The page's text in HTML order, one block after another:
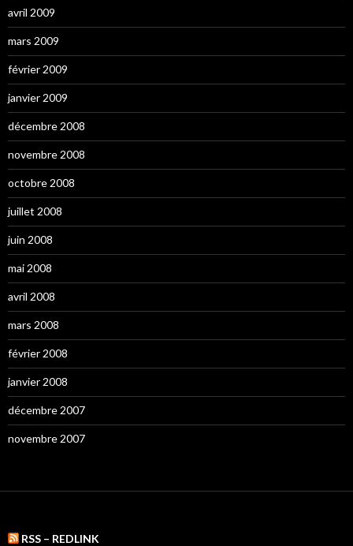
avril 2009
mars 2009
février 2009
janvier 2009
décembre 2008
novembre 2008
octobre 2008
juillet 2008
juin 2008
mai 2008
avril 2008
mars 2008
février 2008
janvier 2008
décembre 2007
novembre 2007
RSS – REDLINK